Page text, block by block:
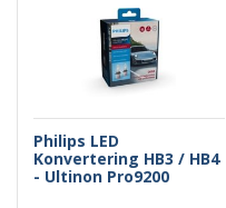
Philips LED
Konvertering HB3 / HB4
- Ultinon Pro9200